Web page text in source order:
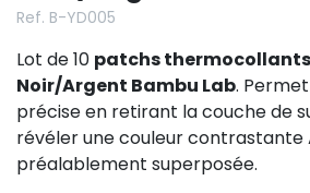
Ref. B-YD005
Lot de 10 patchs thermocollants
Noir/Argent Bambu Lab.
précise en retirant la couche de
révéler une couleur contrastante
préalablement superposée.